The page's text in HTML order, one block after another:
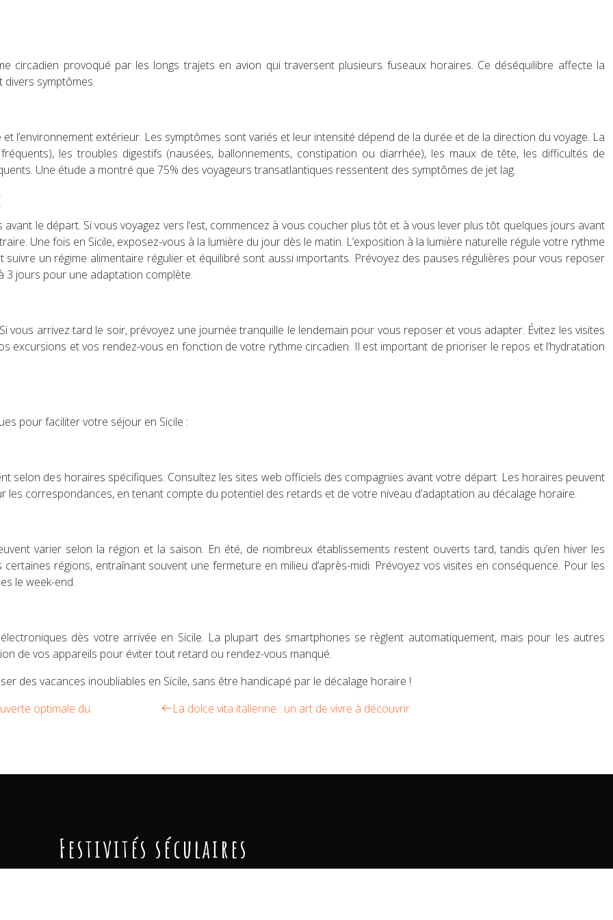
circadien provoqué par les longs trajets en avion qui traversent plusieurs fuseaux horaires. Ce déséquilibre affecte la
symptômes.
l’environnement extérieur. Les symptômes sont variés et leur intensité dépend de la durée et de la direction du voyage. La
les troubles digestifs (nausées, ballonnements, constipation ou diarrhée), les maux de tête, les difficultés de
Une étude a montré que 75% des voyageurs transatlantiques ressentent des symptômes de jet lag.
le départ. Si vous voyagez vers l’est, commencez à vous coucher plus tôt et à vous lever plus tôt quelques jours avant
Une fois en Sicile, exposez-vous à la lumière du jour dès le matin. L’exposition à la lumière naturelle régule votre rythme
suivre un régime alimentaire régulier et équilibré sont aussi importants. Prévoyez des pauses régulières pour vous reposer
3 jours pour une adaptation complète.
vous arrivez tard le soir, prévoyez une journée tranquille le lendemain pour vous reposer et vous adapter. Évitez les visites
excursions et vos rendez-vous en fonction de votre rythme circadien. Il est important de prioriser le repos et l’hydratation
pour faciliter votre séjour en Sicile :
selon des horaires spécifiques. Consultez les sites web officiels des compagnies avant votre départ. Les horaires peuvent
correspondances, en tenant compte du potentiel des retards et de votre niveau d’adaptation au décalage horaire.
varier selon la région et la saison. En été, de nombreux établissements restent ouverts tard, tandis qu’en hiver les
régions, entraînant souvent une fermeture en milieu d’après-midi. Prévoyez vos visites en conséquence. Pour les
le week-end.
dès votre arrivée en Sicile. La plupart des smartphones se règlent automatiquement, mais pour les autres
de vos appareils pour éviter tout retard ou rendez-vous manqué.
des vacances inoubliables en Sicile, sans être handicapé par le décalage horaire !
optimale du
La dolce vita italienne : un art de vivre à découvrir
Festivités séculaires